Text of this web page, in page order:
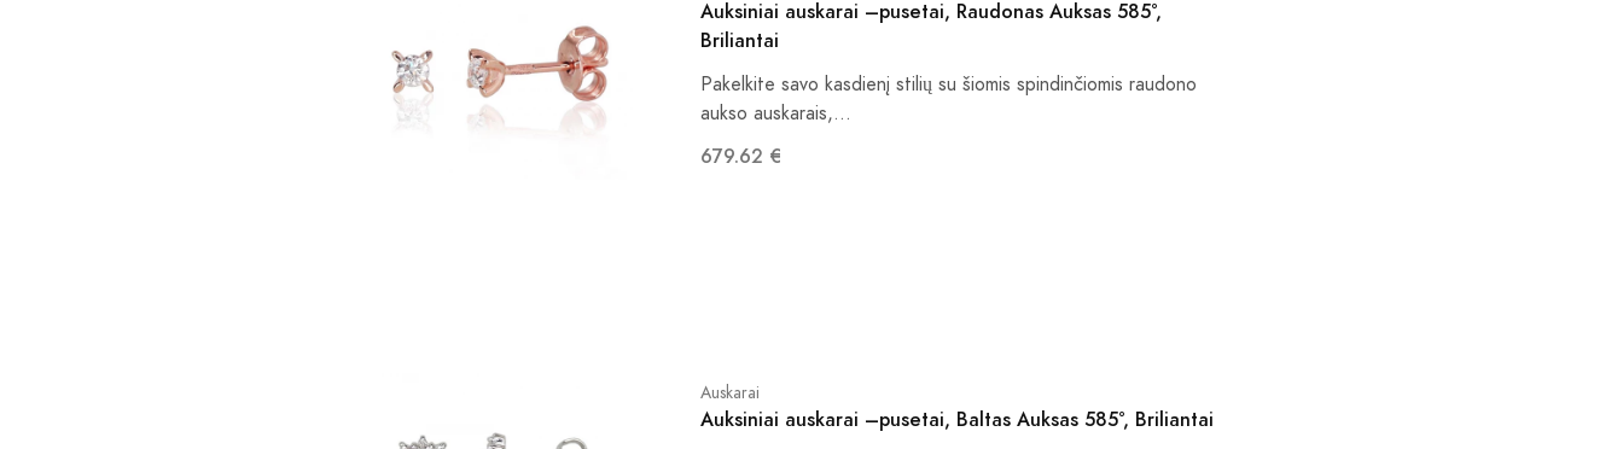
Auksiniai auskarai –pusetai, Raudonas Auksas 585°,
Briliantai
Pakelkite savo kasdienį stilių su šiomis spindinčiomis raudono
aukso auskarais,...
679.62 €
Auskarai
Auksiniai auskarai –pusetai, Baltas Auksas 585°, Briliantai